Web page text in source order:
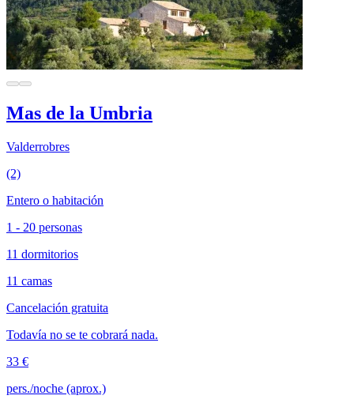
Mas de la Umbria
Valderrobres
(2)
Entero o habitación
1 - 20 personas
11 dormitorios
11 camas
Cancelación gratuita
Todavía no se te cobrará nada.
33 €
pers./noche (aprox.)